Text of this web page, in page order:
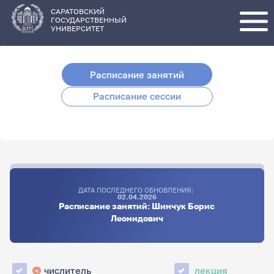
основному
содержанию
САРАТОВСКИЙ
ГОСУДАРСТВЕННЫЙ
УНИВЕРСИТЕТ
Расписание занятий
Расписание сессии
ДАТА ПОСЛЕДНЕГО ОБНОВЛЕНИЯ:
02.04.2026
Расписание занятий: Шинчук Борис
Леонидович
ч числитель
лекция